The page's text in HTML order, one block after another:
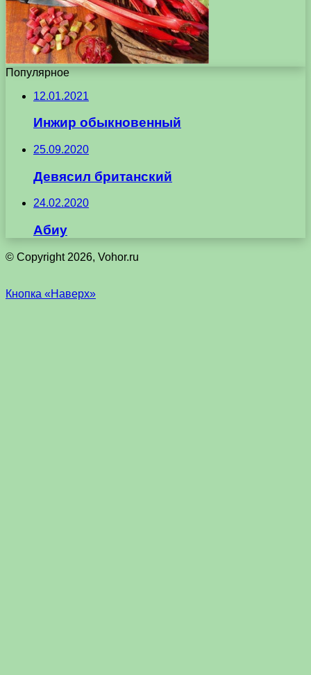
Популярное
12.01.2021
Инжир обыкновенный
25.09.2020
Девясил британский
24.02.2020
Абиу
© Copyright 2026, Vohor.ru
Кнопка «Наверх»